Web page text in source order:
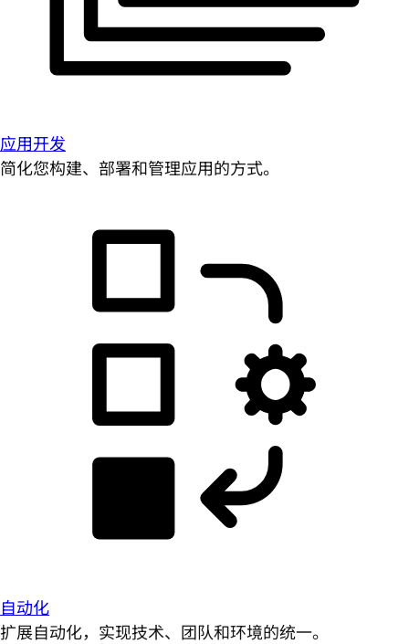
应用开发
简化您构建、部署和管理应用的方式。
自动化
扩展自动化，实现技术、团队和环境的统一。